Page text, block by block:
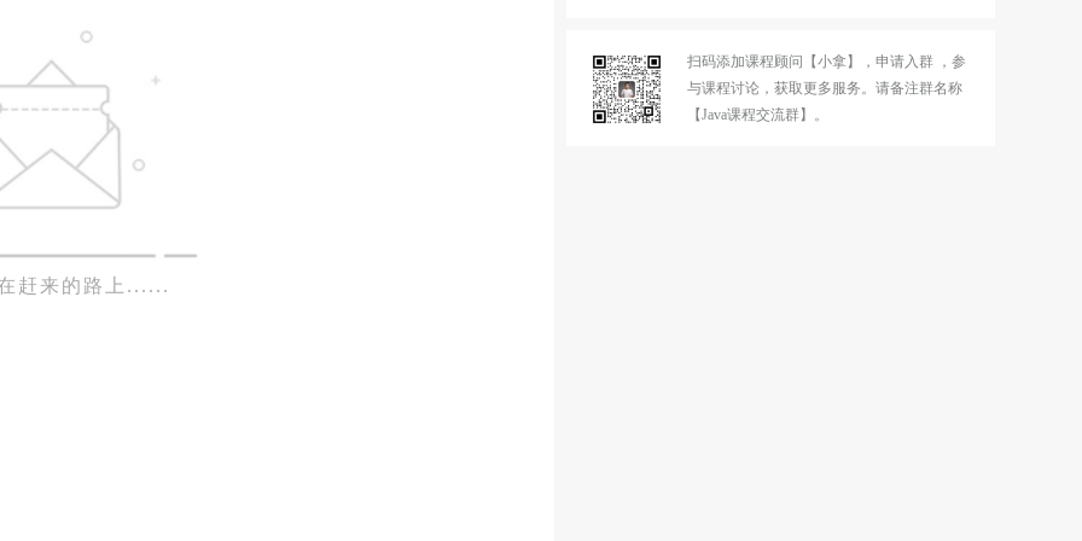
赶来的路上......
扫码添加课程顾问【小拿】，申请入群 ，参
与课程讨论，获取更多服务。请备注群名称
【Java课程交流群】。